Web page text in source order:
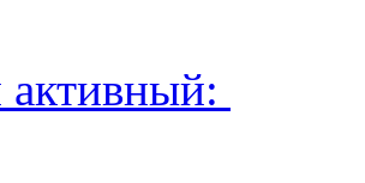
активный: